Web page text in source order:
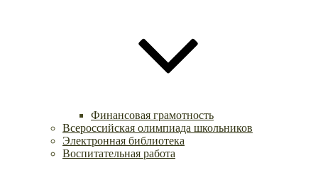
Финансовая грамотность
Всероссийская олимпиада школьников
Электронная библиотека
Воспитательная работа